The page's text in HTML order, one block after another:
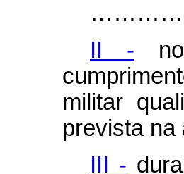
II - no
militar
prevista na
III -